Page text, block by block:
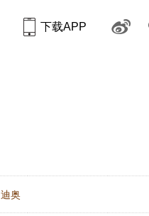
下载APP
迪奥